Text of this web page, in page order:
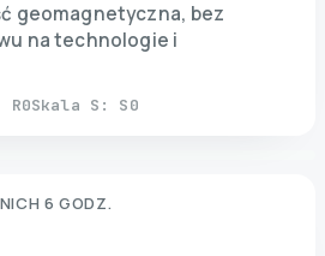
geomagnetyczna, bez
na technologie i
R0Skala S : S0
6 GODZ.